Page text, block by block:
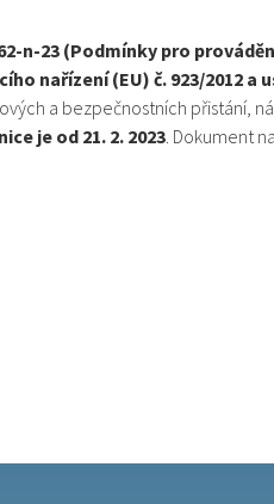
n-23 (Podmínky pro
nařízení (EU) č. 923/2012 a
a bezpečnostních přistání,
je od 21. 2. 2023. Dokument